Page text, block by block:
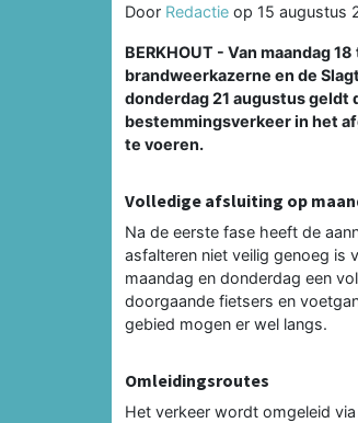
Door Redactie op 15 augustus
BERKHOUT - Van maandag
brandweerkazerne en de
donderdag 21 augustus
bestemmingsverkeer in het
te voeren.
Volledige afsluiting op
Na de eerste fase heeft de
asfalteren niet veilig genoeg is
maandag en donderdag een
doorgaande fietsers en
gebied mogen er wel langs.
Omleidingsroutes
Het verkeer wordt omgeleid